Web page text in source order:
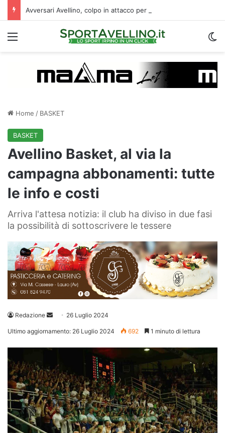
Menu
Home / BASKET
BASKET
Avellino Basket, al via la
campagna abbonamenti: tutte
le info e costi
Arriva l'attesa notizia: il club ha diviso in due fasi
la possibilità di sottoscrivere le tessere
Redazione
Invia 26 Luglio 2024
Ultimo aggiornamento: 26 Luglio 2024 692 1 minuto di lettura